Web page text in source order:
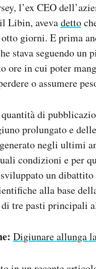
l’ex CEO
Libin, avevadetto
giorni. E prima
stava seguendo
ore in cui poter
o assumere
di
prolungato e
negli ultimi
condizioni e per
un
alla base
di tre pasti principali
Digiunare allunga